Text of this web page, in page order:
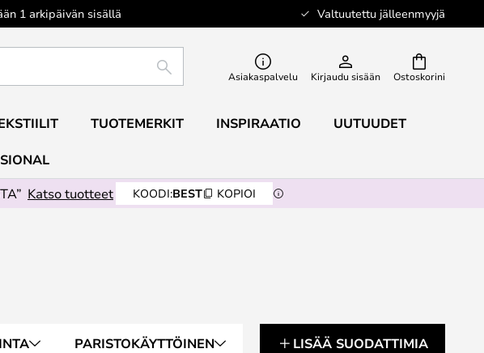
1 arkipäivän sisällä Valtuutettu jälleenmyyjä
Ostoskorini
ETSI Asiakaspalvelu Kirjaudu sisään
TUOTEMERKIT INSPIRAATIO UUTUUDET
Katso tuotteet KOODI:BEST KOPIOI
PARISTOKÄYTTÖINEN LISÄÄ SUODATTIMIA